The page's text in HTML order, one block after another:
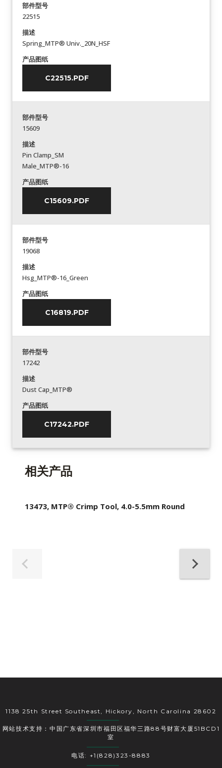
部件型号
22515
描述
Spring_MTP® Univ._20N_HSF
产品图纸
C22515.PDF
部件型号
15609
描述
Pin Clamp_SM
Male_MTP®-16
产品图纸
C15609.PDF
部件型号
19068
描述
Hsg_MTP®-16_Green
产品图纸
C16819.PDF
部件型号
17242
描述
Dust Cap_MTP®
产品图纸
C17242.PDF
相关产品
13473, MTP® Crimp Tool, 4.0-5.5mm Round
1138 25th Street Southeast, Hickory, North Carolina 28602
网站技术支持：中国广东省深圳市福田区福华三路88号财富大厦51BCD1
室
电话: +1(828)323-8883